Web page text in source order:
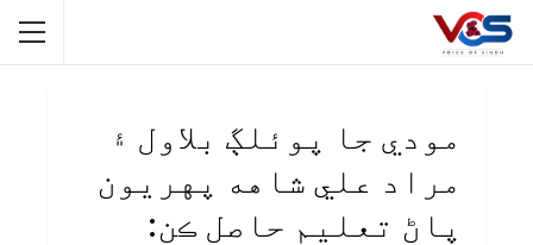
مودي جا پوئلڳ بلاول ۽
مراد علي شاهه پهريون
پاڻ تعليم حاصل ڪن: